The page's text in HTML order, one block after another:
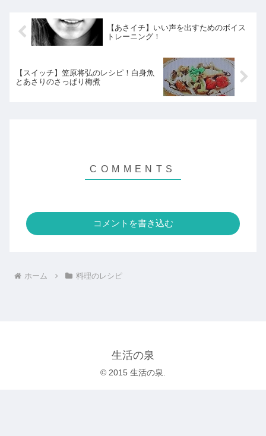
【あさイチ】いい声を出すためのボイス
トレーニング！
【スイッチ】笠原将弘のレシピ！白身魚
とあさりのさっぱり梅煮
コメントを書き込む
ホーム 料理のレシピ
生活の泉
© 2015 生活の泉.